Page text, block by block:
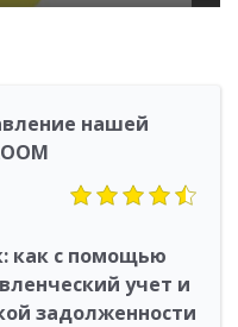
нашей
как с помощью
учет и
задолженности